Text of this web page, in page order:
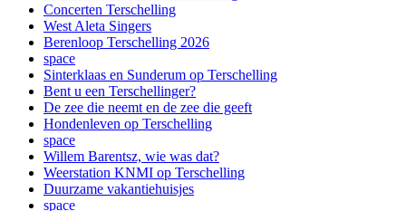
Concerten Terschelling
West Aleta Singers
Berenloop Terschelling 2026
space
Sinterklaas en Sunderum op Terschelling
Bent u een Terschellinger?
De zee die neemt en de zee die geeft
Hondenleven op Terschelling
space
Willem Barentsz, wie was dat?
Weerstation KNMI op Terschelling
Duurzame vakantiehuisjes
space